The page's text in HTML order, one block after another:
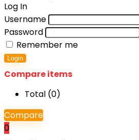
Log In
Username
Password
Remember me
Login
Compare items
Total (0)
Compare
0